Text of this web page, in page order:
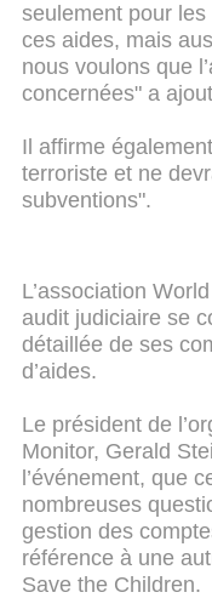
seulement pour
ces aides, mais
nous voulons que
concernées" a
Il affirme
terroriste et ne
subventions".
L’association
audit judiciaire se
détaillée de ses
d’aides.
Le président de
Monitor, Gerald
l’événement, que
nombreuses
gestion des
référence à une
Save the Children.